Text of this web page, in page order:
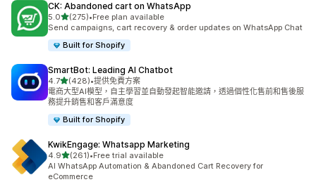
CK: Abandoned cart on WhatsApp
5.0滿分 5 顆星
(275)
共有 275 則評價
•Free plan available
Send campaigns, cart recovery & order updates on WhatsApp Chat
Built for Shopify
SmartBot: Leading AI Chatbot
4.7滿分 5 顆星
(428)
共有 428 則評價
•提供免費方案
電商大型AI模型，自主學習並自動發起智能邀請，透過個性化售前和售後服
務提升銷售和客戶滿意度
Built for Shopify
KwikEngage: Whatsapp Marketing
4.9滿分 5 顆星
(261)
共有 261 則評價
•Free trial available
AI WhatsApp Automation & Abandoned Cart Recovery for
eCommerce